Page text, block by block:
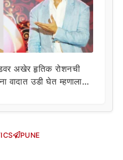
अखेर हृतिक रोशनची
वादात उडी घेत म्हणाला…
PUNE